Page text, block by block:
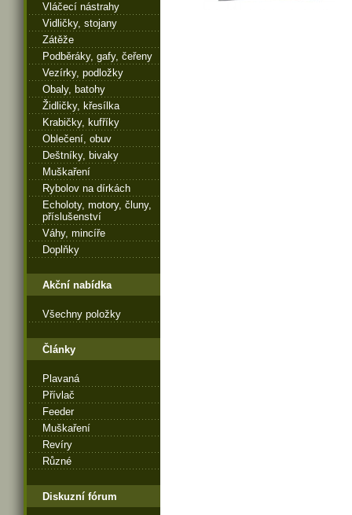
Vláčecí nástrahy
Vidličky, stojany
Zátěže
Podběráky, gafy, čeřeny
Vezírky, podložky
Obaly, batohy
Židličky, křesílka
Krabičky, kufříky
Oblečení, obuv
Deštníky, bivaky
Muškaření
Rybolov na dírkách
Echoloty, motory, čluny,
příslušenství
Váhy, mincíře
Doplňky
Akční nabídka
Všechny položky
Články
Plavaná
Přívlač
Feeder
Muškaření
Revíry
Různé
Diskuzní fórum